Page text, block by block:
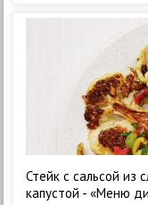
Стейк с сальсой из
капустой - «Меню